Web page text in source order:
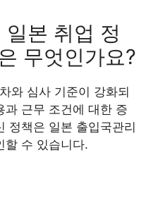
본 취업 정
무엇인가요?
와 심사 기준이 강화되
과 근무 조건에 대한 증
정책은 일본 출입국관리
할 수 있습니다.